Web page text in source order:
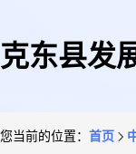
克东县发
您当前的位置： 首页